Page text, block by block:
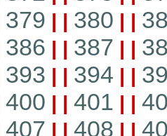
379 | | 380 | |
386 | | 387 | |
393 | | 394 | |
400 | | 401 | |
407 | | 408 | |